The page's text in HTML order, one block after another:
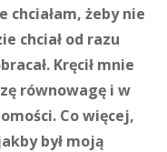
chciałam, żeby nie
chciał od razu
Kręcił mnie
równowagę i w
Co więcej,
był moją